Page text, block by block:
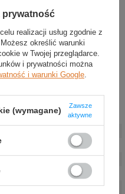
Sparco
powietrza
dla lepszej przyczepności
prywatność
realizacji usług zgodnie z
określić warunki
w Twojej przeglądarce.
i prywatności można
i warunki Google.
(wymagane)
Zawsze
aktywne